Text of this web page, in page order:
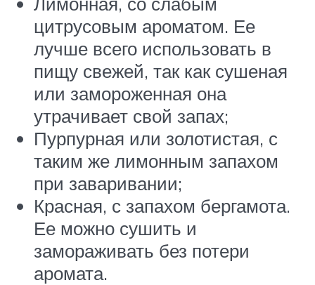
цитрусовым ароматом. Ее
лучше всего использовать в
пищу свежей, так как сушеная
или замороженная она
утрачивает свой запах;
Пурпурная или золотистая, с
таким же лимонным запахом
при заваривании;
Красная, с запахом бергамота.
Ее можно сушить и
замораживать без потери
аромата.